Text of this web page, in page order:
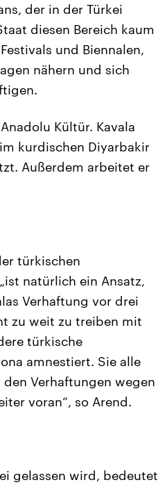
der in der Türkei
diesen Bereich kaum
und Biennalen,
nähern und sich
Kültür. Kavala
kurdischen Diyarbakir
Außerdem arbeitet er
türkischen
natürlich ein Ansatz,
Verhaftung vor drei
zu weit zu treiben mit
türkische
amnestiert. Sie alle
Verhaftungen wegen
voran“, so Arend.
gelassen wird, bedeutet